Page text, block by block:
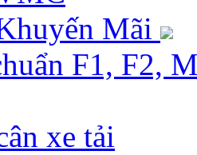
Mãi
F1, F2,
xe tải